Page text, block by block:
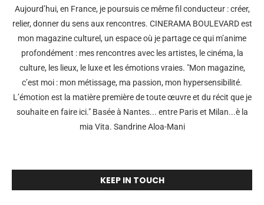
Aujourd’hui, en France, je poursuis ce même fil conducteur : créer,
relier, donner du sens aux rencontres. CINERAMA BOULEVARD est
mon magazine culturel, un espace où je partage ce qui m’anime
profondément : mes rencontres avec les artistes, le cinéma, la
culture, les lieux, le luxe et les émotions vraies. "Mon magazine,
c’est moi : mon métissage, ma passion, mon hypersensibilité.
L’émotion est la matière première de toute œuvre et du récit que je
souhaite en faire ici." Basée à Nantes... entre Paris et Milan...è la
mia Vita. Sandrine Aloa-Mani
KEEP IN TOUCH